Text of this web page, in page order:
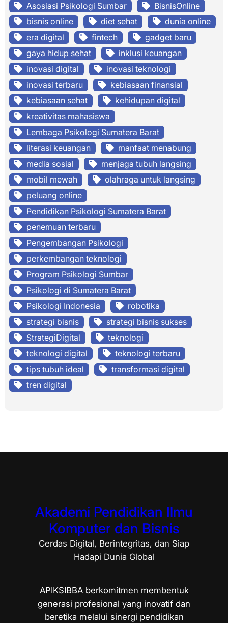
Asosiasi Psikologi Sumbar
BisnisOnline
bisnis online
diet sehat
dunia online
era digital
fintech
gadget baru
gaya hidup sehat
inklusi keuangan
inovasi digital
inovasi teknologi
inovasi terbaru
kebiasaan finansial
kebiasaan sehat
kehidupan digital
kreativitas mahasiswa
Lembaga Psikologi Sumatera Barat
literasi keuangan
manfaat menabung
media sosial
menjaga tubuh langsing
mobil mewah
olahraga untuk langsing
peluang online
Pendidikan Psikologi Sumatera Barat
penemuan terbaru
Pengembangan Psikologi
perkembangan teknologi
Program Psikologi Sumbar
Psikologi di Sumatera Barat
Psikologi Indonesia
robotika
strategi bisnis
strategi bisnis sukses
StrategiDigital
teknologi
teknologi digital
teknologi terbaru
tips tubuh ideal
transformasi digital
tren digital
Akademi Pendidikan Ilmu
Komputer dan Bisnis
Cerdas Digital, Berintegritas, dan Siap
Hadapi Dunia Global
APIKSIBBA berkomitmen membentuk
generasi profesional yang inovatif dan
beretika melalui sinergi pendidikan